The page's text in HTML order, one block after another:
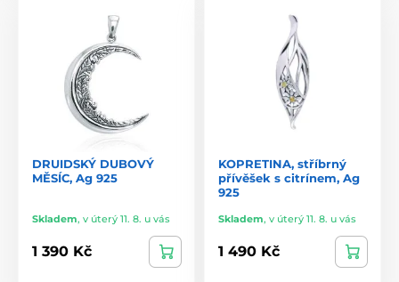
DRUIDSKÝ DUBOVÝ
MĚSÍC, Ag 925
Skladem, v úterý 11. 8. u vás
1 390 Kč
KOPRETINA, stříbrný
přívěšek s citrínem, Ag
925
Skladem, v úterý 11. 8. u vás
1 490 Kč